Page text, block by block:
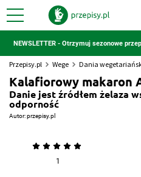
NEWSLETTER - Otrzymuj sezonowe
Przepisy.pl Wege Dania
Kalafiorowy makaron
Danie jest źródłem żelaza
odporność
Autor:przepisy.pl
1